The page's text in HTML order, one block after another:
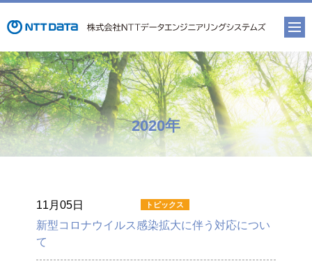
2020年
11月05日
新型コロナウイルス感染拡大に伴う対応につい
て